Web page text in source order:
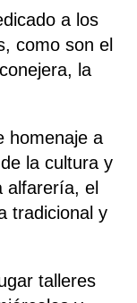
a los
como son el
la
homenaje a
la cultura y
alfarería, el
tradicional y
talleres